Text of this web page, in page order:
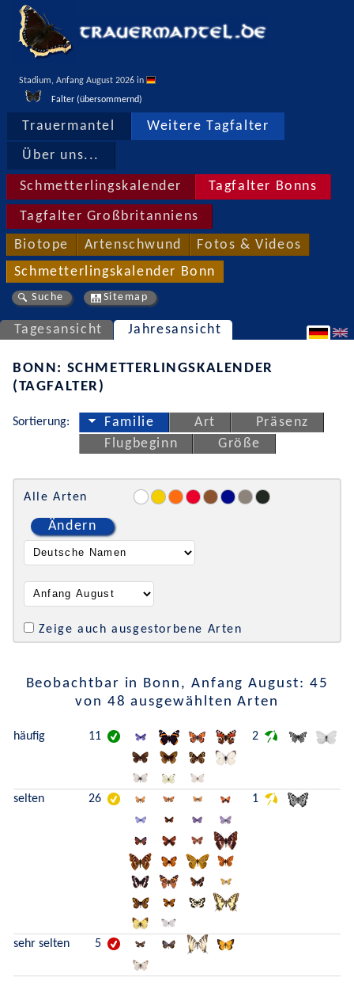
Stadium, Anfang August 2026 in
Falter (übersommernd)
Trauermantel Weitere Tagfalter
Über uns...
Schmetterlingskalender Tagfalter Bonns
Tagfalter Großbritanniens
Biotope Artenschwund Fotos & Videos
Schmetterlingskalender Bonn
Suche Sitemap
Tagesansicht Jahresansicht
BONN: SCHMETTERLINGSKALENDER
(TAGFALTER)
Sortierung: Familie Art
Präsenz
Flugbeginn
Größe
Alle Arten
Ändern
Zeige auch ausgestorbene Arten
Beobachtbar in Bonn, Anfang August: 45
von 48 ausgewählten Arten
häufig 11 2
selten 26 1
sehr selten 5